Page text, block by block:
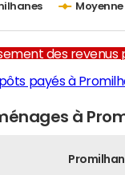
des revenus
payés à
à